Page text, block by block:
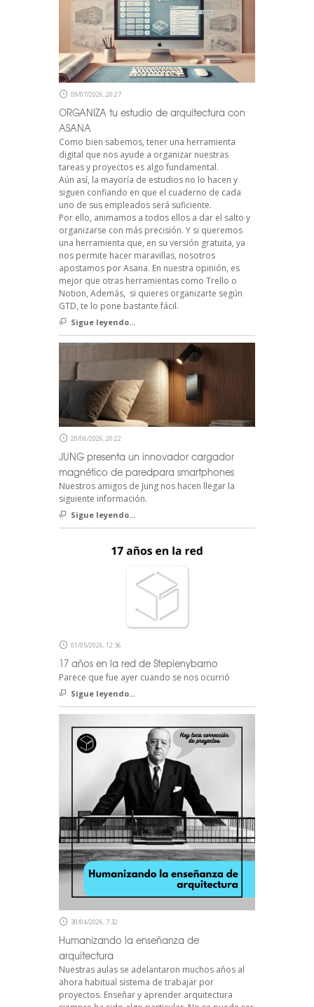
09/07/2026, 20:27
ORGANIZA tu estudio de arquitectura con
ASANA
Como bien sabemos, tener una herramienta
digital que nos ayude a organizar nuestras
tareas y proyectos es algo fundamental.
Aún así, la mayoría de estudios no lo hacen y
siguen confiando en que el cuaderno de cada
uno de sus empleados será suficiente.
Por ello, animamos a todos ellos a dar el salto y
organizarse con más precisión. Y si queremos
una herramienta que, en su versión gratuita, ya
nos permite hacer maravillas, nosotros
apostamos por Asana. En nuestra opinión, es
mejor que otras herramientas como Trello o
Notion, Además, si quieres organizarte según
GTD, te lo pone bastante fácil.
Sigue leyendo...
20/06/2026, 20:22
JUNG presenta un innovador cargador
magnético de paredpara smartphones
Nuestros amigos de Jung nos hacen llegar la
siguiente información.
Sigue leyendo...
01/05/2026, 12:36
17 años en la red de Stepienybarno
Parece que fue ayer cuando se nos ocurrió
Sigue leyendo...
30/04/2026, 7:32
Humanizando la enseñanza de
arquitectura
Nuestras aulas se adelantaron muchos años al
ahora habitual sistema de trabajar por
proyectos. Enseñar y aprender arquitectura